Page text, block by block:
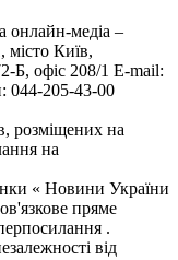
онлайн-медіа –
місто Київ,
офіс 208/1 E-mail:
044-205-43-00
розміщених на
на
« Новини України
пряме
.
від